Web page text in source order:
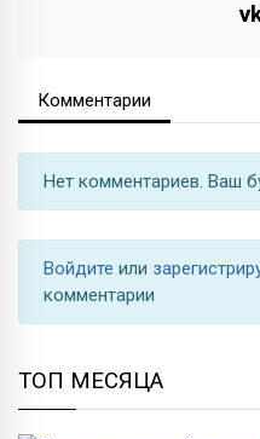
Комментарии
Нет комментариев. Ваш
Войдите или
комментарии
ТОП МЕСЯЦА